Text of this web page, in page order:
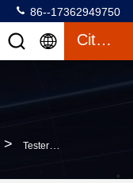
86--17362949750
Citazione
> Tester Automatico Di Caratteristica Di Volt-Ampère Del Trasformatore Corrente Tester/CT Dell'analizzatore Di ZXHQ-E+ CT Pinta